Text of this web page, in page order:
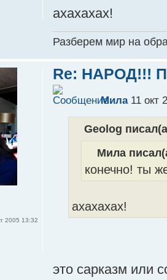
ахахахах!
Разберем мир на
Re: НАРОД!!!
Мила11 окт
Geolog
Мила
конечно! ты
ахахахах!
это сарказм или
2005 13:32